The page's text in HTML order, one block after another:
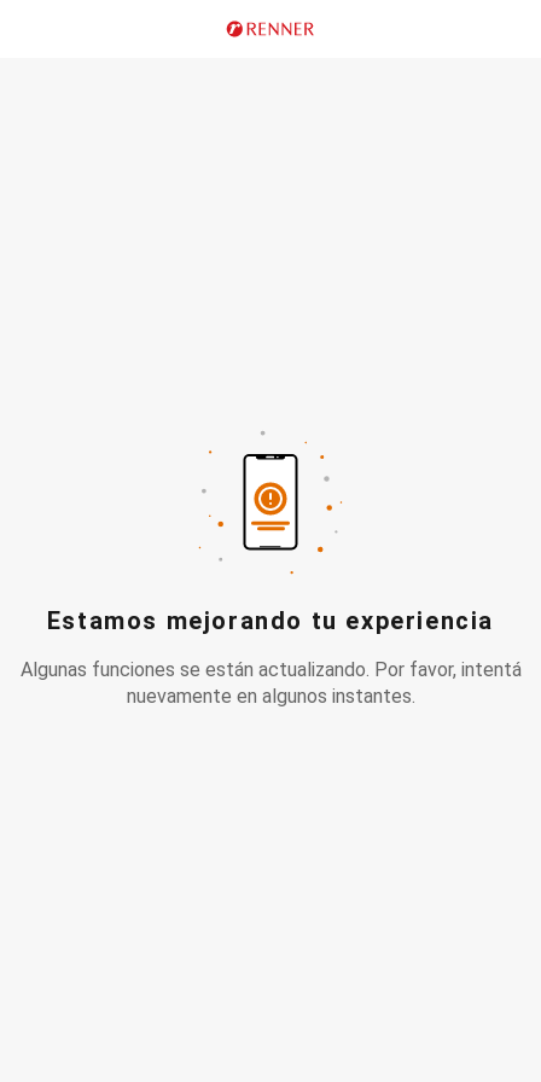
Estamos mejorando tu experiencia
Algunas funciones se están actualizando. Por favor, intentá
nuevamente en algunos instantes.